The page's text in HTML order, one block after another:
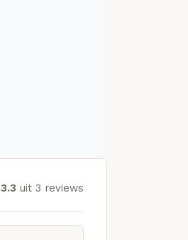
3.3 uit 3 reviews